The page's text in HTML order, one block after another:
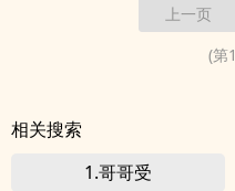
求资源~<br>攻：不给<br>
上一页
(第1
相关搜索
1.哥哥受